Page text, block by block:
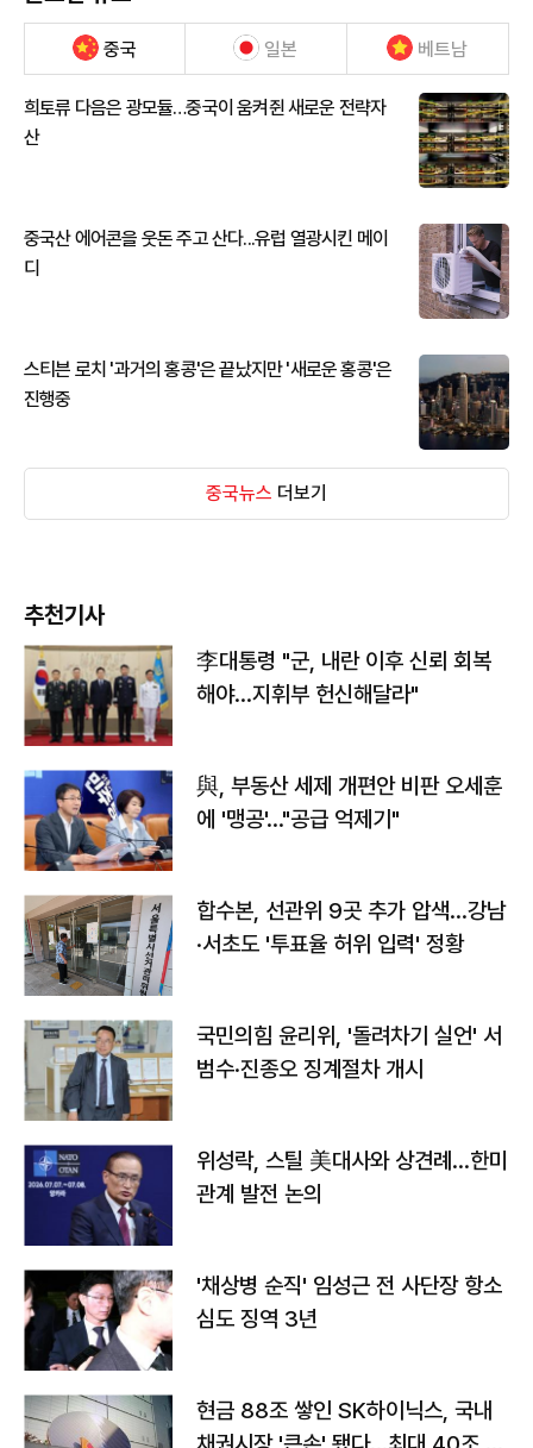
중국 일본 베트남
희토류 다음은 광모듈…중국이 움켜쥔 새로운 전략자
산
중국산 에어콘을 웃돈 주고 산다...유럽 열광시킨 메이
디
스티븐 로치 '과거의 홍콩'은 끝났지만 '새로운 홍콩'은
진행중
중국뉴스 더보기
추천기사
李대통령 "군, 내란 이후 신뢰 회복
해야…지휘부 헌신해달라"
與, 부동산 세제 개편안 비판 오세훈
에 '맹공'…"공급 억제기"
합수본, 선관위 9곳 추가 압색…강남
·서초도 '투표율 허위 입력' 정황
국민의힘 윤리위, '돌려차기 실언' 서
범수·진종오 징계절차 개시
위성락, 스틸 美대사와 상견례…한미
관계 발전 논의
'채상병 순직' 임성근 전 사단장 항소
심도 징역 3년
현금 88조 쌓인 SK하이닉스, 국내